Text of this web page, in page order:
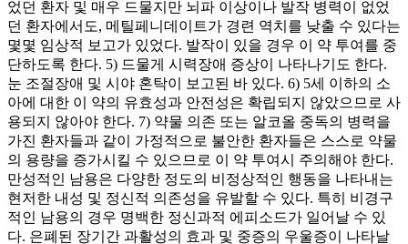
었던 환자 및 매우 드물지만 뇌파 이상이나 발작 병력이 없었
던 환자에서도, 메틸페니데이트가 경련 역치를 낮출 수 있다는
몇몇 임상적 보고가 있었다. 발작이 있을 경우 이 약 투여를 중
단하도록 한다. 5) 드물게 시력장애 증상이 나타나기도 한다.
눈 조절장애 및 시야 혼탁이 보고된 바 있다. 6) 5세 이하의 소
아에 대한 이 약의 유효성과 안전성은 확립되지 않았으므로 사
용되지 않아야 한다. 7) 약물 의존 또는 알코올 중독의 병력을
가진 환자들과 같이 가정적으로 불안한 환자들은 스스로 약물
의 용량을 증가시킬 수 있으므로 이 약 투여시 주의해야 한다.
만성적인 남용은 다양한 정도의 비정상적인 행동을 나타내는
현저한 내성 및 정신적 의존성을 유발할 수 있다. 특히 비경구
적인 남용의 경우 명백한 정신과적 에피소드가 일어날 수 있
다. 은폐된 장기간 과활성의 효과 및 중증의 우울증이 나타날